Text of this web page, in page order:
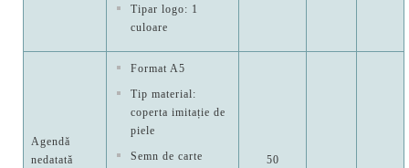
Tipar logo: 1
culoare
Agendă
nedatată
Format A5
Tip material:
coperta imitație de
piele
Semn de carte
50